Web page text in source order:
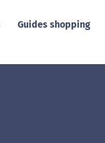
Guides shopping